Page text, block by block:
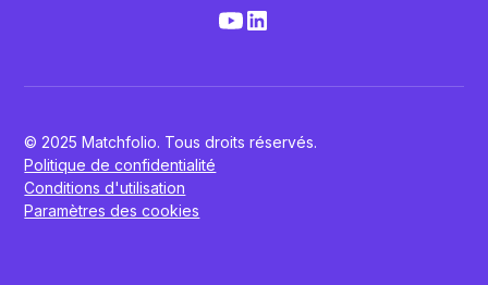
© 2025 Matchfolio. Tous droits réservés.
Politique de confidentialité
Conditions d'utilisation
Paramètres des cookies